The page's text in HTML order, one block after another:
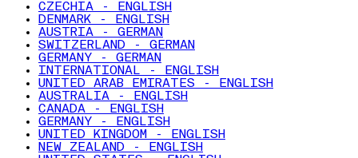
CZECHIA - ENGLISH
DENMARK - ENGLISH
AUSTRIA - GERMAN
SWITZERLAND - GERMAN
GERMANY - GERMAN
INTERNATIONAL - ENGLISH
UNITED ARAB EMIRATES - ENGLISH
AUSTRALIA - ENGLISH
CANADA - ENGLISH
GERMANY - ENGLISH
UNITED KINGDOM - ENGLISH
NEW ZEALAND - ENGLISH